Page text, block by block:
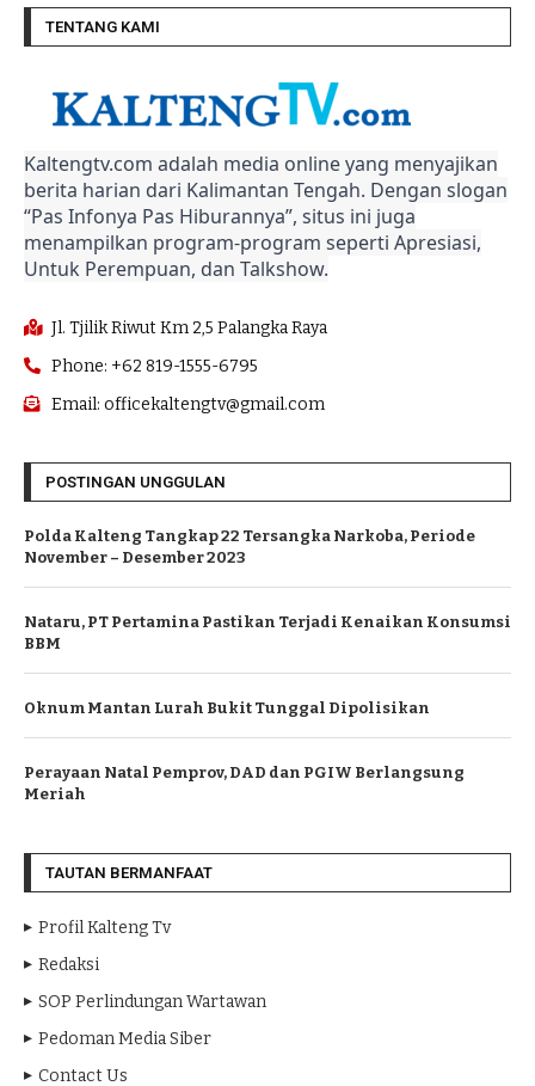
TENTANG KAMI
Kaltengtv.com adalah media online yang menyajikan
berita harian dari Kalimantan Tengah. Dengan slogan
“Pas Infonya Pas Hiburannya”, situs ini juga
menampilkan program-program seperti Apresiasi,
Untuk Perempuan, dan Talkshow.
Jl. Tjilik Riwut Km 2,5 Palangka Raya
Phone: +62 819-1555-6795
Email: officekaltengtv@gmail.com
POSTINGAN UNGGULAN
Polda Kalteng Tangkap 22 Tersangka Narkoba, Periode
November – Desember 2023
Nataru, PT Pertamina Pastikan Terjadi Kenaikan Konsumsi
BBM
Oknum Mantan Lurah Bukit Tunggal Dipolisikan
Perayaan Natal Pemprov, DAD dan PGIW Berlangsung
Meriah
TAUTAN BERMANFAAT
Profil Kalteng Tv
Redaksi
SOP Perlindungan Wartawan
Pedoman Media Siber
Contact Us